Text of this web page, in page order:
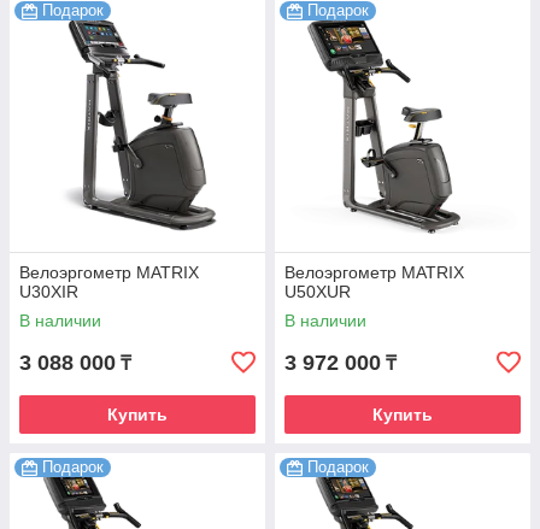
Подарок
Велоэргометр MATRIX
U30XIR
В наличии
3 088 000 ₸
Купить
Подарок
Велоэргометр MATRIX
U50XUR
В наличии
3 972 000 ₸
Купить
Подарок Подарок